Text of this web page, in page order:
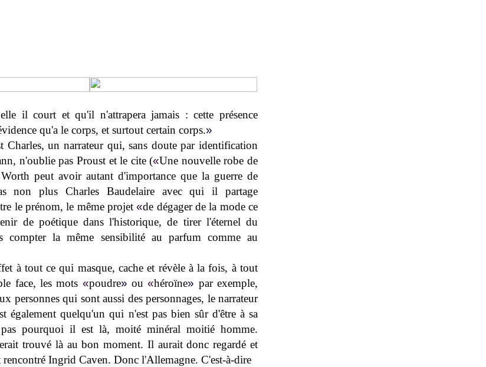
il court et qu'il n'attrapera jamais : cette présence
qu'a le corps, et surtout certain corps.»
Charles, un narrateur qui, sans doute par identification
n'oublie pas Proust et le cite («Une nouvelle robe de
peut avoir autant d'importance que la guerre de
non plus Charles Baudelaire avec qui il partage
le prénom, le même projet«de dégager de la mode ce
de poétique dans l'historique, de tirer l'éternel du
compter la même sensibilité au parfum comme au
à tout ce qui masque, cache et révèle à la fois, à tout
face, les mots «poudre» ou«héroïne» par exemple,
personnes qui sont aussi des personnages, le narrateur
également quelqu'un qui n'est pas bien sûr d'être à sa
pourquoi il est là, moité minéral moitié homme.
trouvé là au bon moment. Il aurait donc regardé et
rencontré Ingrid Caven. Donc l'Allemagne. C'est-à-dire